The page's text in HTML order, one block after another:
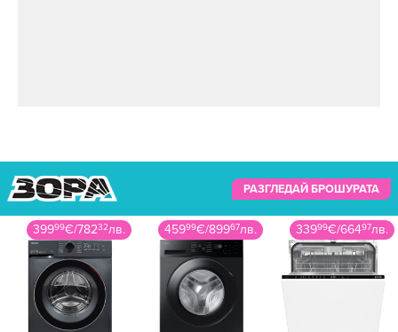
РАЗГЛЕДАЙ БРОШУРАТА
39999€/78232лв. 45999€/89967лв. 33999€/66497лв.